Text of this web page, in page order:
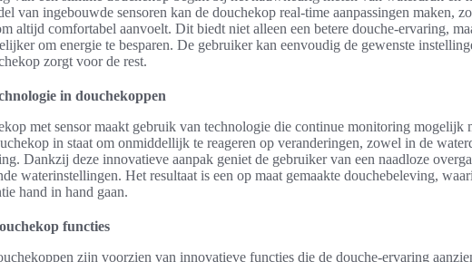
van ingebouwde sensoren kan de douchekop real-time aanpassingen maken,
altijd comfortabel aanvoelt. Dit biedt niet alleen een betere douche-ervaring,
om energie te besparen. De gebruiker kan eenvoudig de gewenste
zorgt voor de rest.
in douchekoppen
met sensor maakt gebruik van technologie die continue monitoring mogelijk
in staat om onmiddellijk te reageren op veranderingen, zowel in de
Dankzij deze innovatieve aanpak geniet de gebruiker van een naadloze
waterinstellingen. Het resultaat is een op maat gemaakte douchebeleving,
hand in hand gaan.
functies
zijn voorzien van innovatieve functies die de douche-ervaring